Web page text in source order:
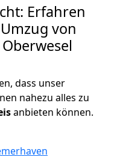
Erfahren
von
dass unser
nahezu alles zu
anbieten können.